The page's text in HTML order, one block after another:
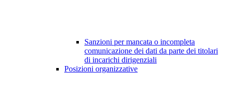
Sanzioni per mancata o incompleta
comunicazione dei dati da parte dei titolari
di incarichi dirigenziali
Posizioni organizzative